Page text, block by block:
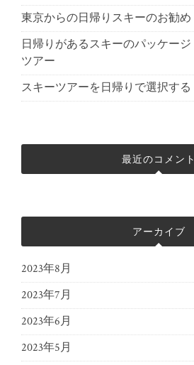
東京からの日帰りスキーのお勧め
日帰りがあるスキーのパッケージ
ツアー
スキーツアーを日帰りで選択する
最近のコメント
アーカイブ
2023年8月
2023年7月
2023年6月
2023年5月